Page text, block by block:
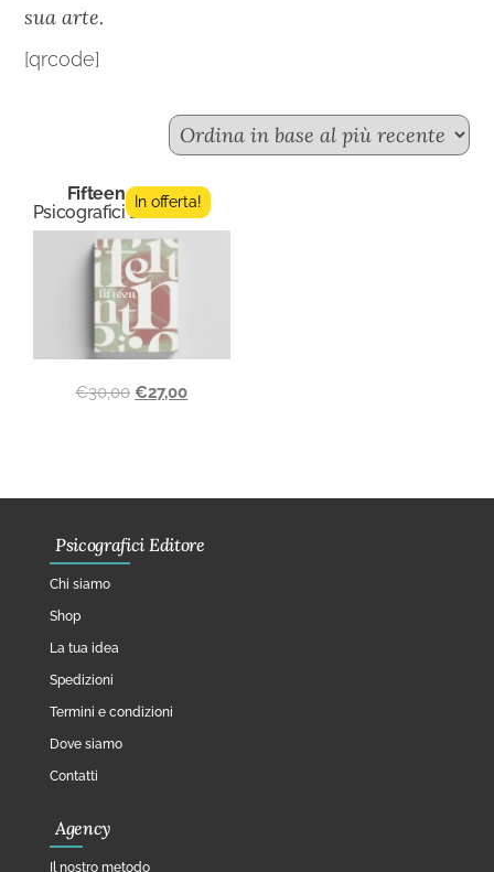
sua arte.
[qrcode]
Fifteen n.7
Psicografici Editore
In offerta!
€30,00 €27,00
Psicografici Editore
Chi siamo
Shop
La tua idea
Spedizioni
Termini e condizioni
Dove siamo
Contatti
Agency
Il nostro metodo